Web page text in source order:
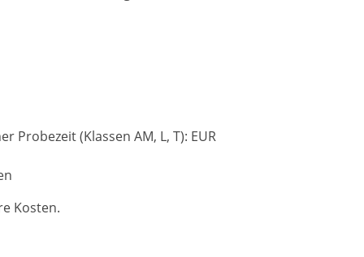
Probezeit (Klassen AM, L, T): EUR
Kosten.